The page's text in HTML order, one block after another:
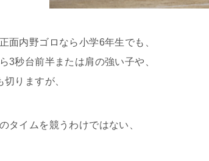
面内野ゴロなら小学6年生でも、
3秒台前半または肩の強い子や、
りますが、
タイムを競うわけではない、